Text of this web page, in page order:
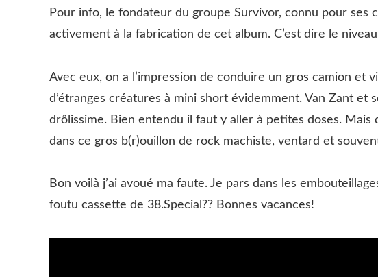
Pour info, le fondateur du groupe Survivor, connu pour ses
activement à la fabrication de cet album. C’est dire le
Avec eux, on a l’impression de conduire un gros camion et
d’étranges créatures à mini short évidemment. Van Zant et
drôlissime. Bien entendu il faut y aller à petites doses.
dans ce gros b(r)ouillon de rock machiste, ventard et
Bon voilà j’ai avoué ma faute. Je pars dans les
foutu cassette de 38.Special?? Bonnes vacances!